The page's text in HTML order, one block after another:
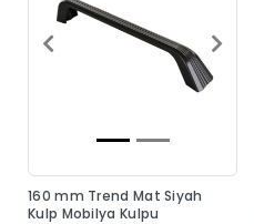
160 mm Trend Mat Siyah
Kulp Mobilya Kulpu